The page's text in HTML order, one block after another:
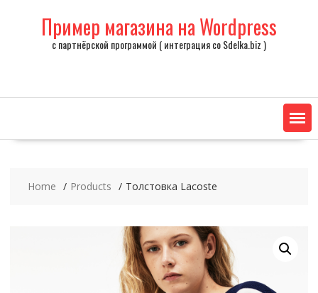
Пример магазина на Wordpress
с партнёрской программой ( интеграция со Sdelka.biz )
Home Products Толстовка Lacoste